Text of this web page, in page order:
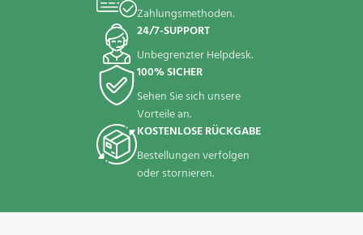
Zahlungsmethoden.
24/7-SUPPORT
Unbegrenzter Helpdesk.
100% SICHER
Sehen Sie sich unsere
Vorteile an.
KOSTENLOSE RÜCKGABE
Bestellungen verfolgen
oder stornieren.